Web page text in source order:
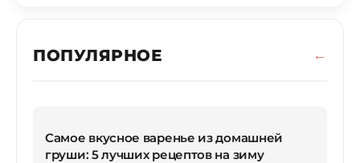
ПОПУЛЯРНОЕ
Самое вкусное варенье из домашней
груши: 5 лучших рецептов на зиму